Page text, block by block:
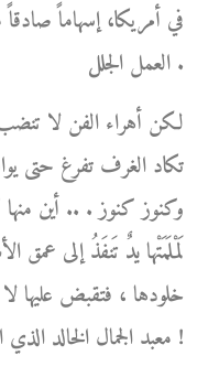
في أمريكا، إسهاماً
العمل الجلل .
لكن أهراء الفن لا
تكاد الغرف تفرغ حتى
وكنوز كنوز . .. أين منها
لَمْلَمَتْها يدٌ تَنفَذُ إلى عمق
خلودها ، فتقبض عليها
معبد الجمال الخالد الذي استحقته عن جدارة !